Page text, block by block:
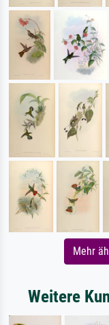
Mehr
Weitere